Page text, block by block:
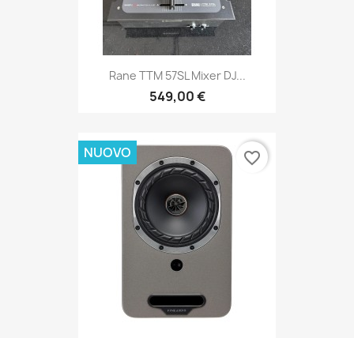
Rane TTM 57SL Mixer DJ...
549,00 €
NUOVO favorite_border